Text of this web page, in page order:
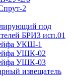
2
под
БРИЗ исп.01
УКШ-1
УШК-02
УШК-03
извещатель